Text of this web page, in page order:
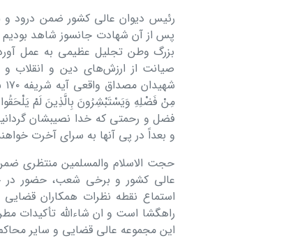
رئیس دیوان عالی کشور ضمن درود و
پس از آن شهادت جانسوز شاهد بودیم
بزرگ وطن تجلیل عظیمی به عمل
صیانت از ارزش‌های دین و انقلاب
مِنْ فَضْلِهِ وَیَسْتَبْشِرُونَ بِالَّذِینَ لَمْ
فضل و رحمتی که خدا نصیبشان
و بعداً در پی آنها به سرای آخرت
حجت الاسلام والمسلمین منتظری
عالی کشور و برخی شعب، حضور در
استماع نقطه نظرات همکاران
راهگشا است و ان شاءالله تأکیدات
این مجموعه عالی قضایی و سایر محاکم